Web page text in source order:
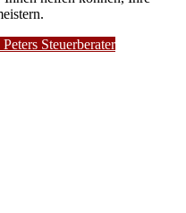
Steuerberater